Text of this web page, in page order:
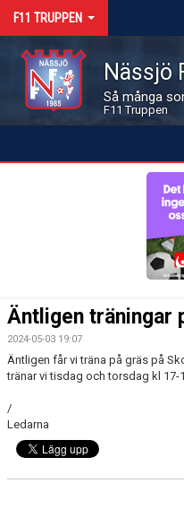
F11 TRUPPEN
Nässjö
Så många
F11 Truppen
LEDARE OCH SPELARE
BILDGALLERI
Äntligen träningar
2024-05-03 19:07
Äntligen får vi träna på gräs på
tränar vi tisdag och torsdag kl 17-
/
Ledarna